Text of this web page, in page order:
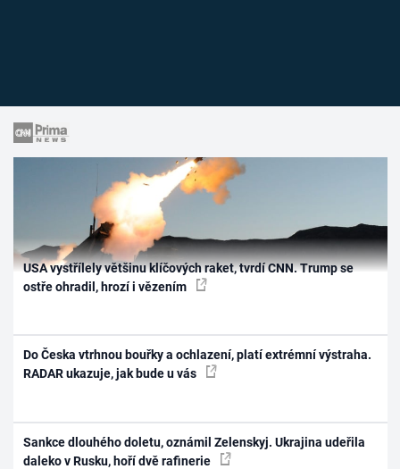
USA vystřílely většinu klíčových raket, tvrdí CNN. Trump se
ostře ohradil, hrozí i vězením
Do Česka vtrhnou bouřky a ochlazení, platí extrémní výstraha.
RADAR ukazuje, jak bude u vás
Sankce dlouhého doletu, oznámil Zelenskyj. Ukrajina udeřila
daleko v Rusku, hoří dvě rafinerie